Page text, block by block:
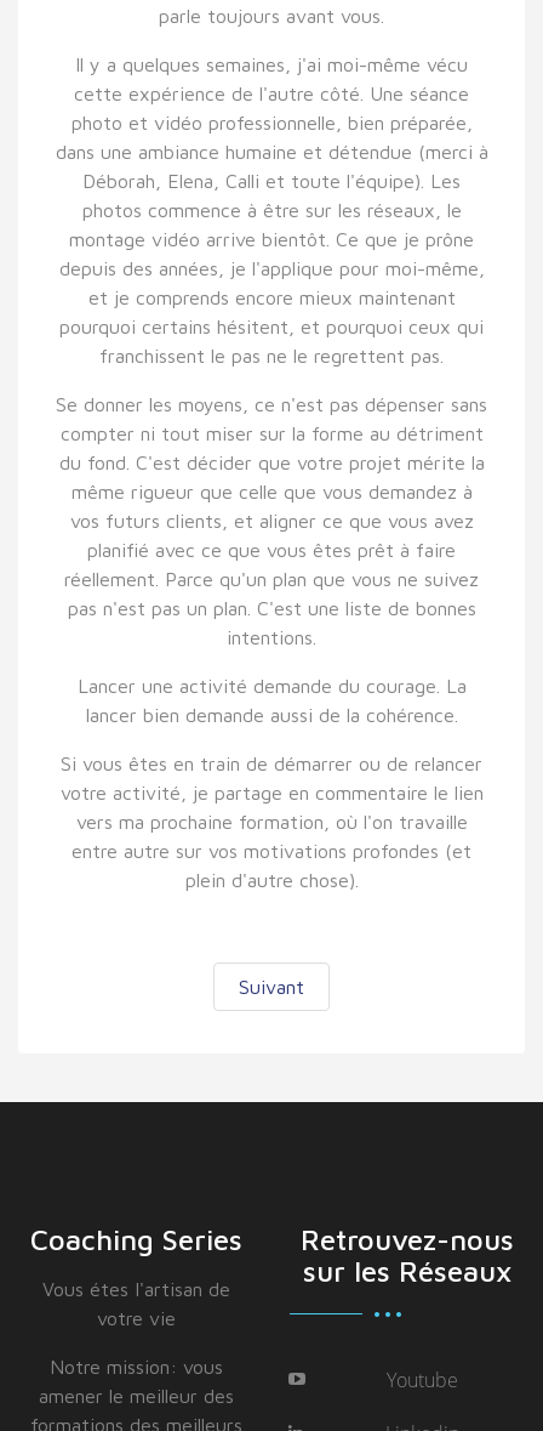
parle toujours avant vous.
Il y a quelques semaines, j'ai moi-même vécu
cette expérience de l'autre côté. Une séance
photo et vidéo professionnelle, bien préparée,
dans une ambiance humaine et détendue (merci à
Déborah, Elena, Calli et toute l'équipe). Les
photos commence à être sur les réseaux, le
montage vidéo arrive bientôt. Ce que je prône
depuis des années, je l'applique pour moi-même,
et je comprends encore mieux maintenant
pourquoi certains hésitent, et pourquoi ceux qui
franchissent le pas ne le regrettent pas.
Se donner les moyens, ce n'est pas dépenser sans
compter ni tout miser sur la forme au détriment
du fond. C'est décider que votre projet mérite la
même rigueur que celle que vous demandez à
vos futurs clients, et aligner ce que vous avez
planifié avec ce que vous êtes prêt à faire
réellement. Parce qu'un plan que vous ne suivez
pas n'est pas un plan. C'est une liste de bonnes
intentions.
Lancer une activité demande du courage. La
lancer bien demande aussi de la cohérence.
Si vous êtes en train de démarrer ou de relancer
votre activité, je partage en commentaire le lien
vers ma prochaine formation, où l'on travaille
entre autre sur vos motivations profondes (et
plein d'autre chose).
Suivant
Coaching Series
Vous étes I'artisan de
votre vie
Notre mission: vous
amener le meilleur des
formations des meilleurs
Retrouvez-nous
sur les Réseaux
Youtube